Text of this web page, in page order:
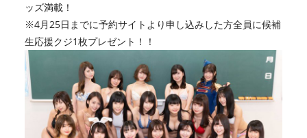
ッズ満載！
※4月25日までに予約サイトより申し込みした方全員に候補
生応援クジ1枚プレゼント！！